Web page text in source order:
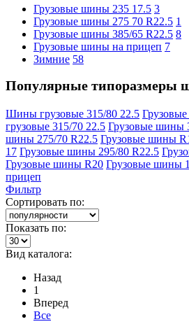
Грузовые шины 235 17.5 3
Грузовые шины 275 70 R22.5 1
Грузовые шины 385/65 R22.5 8
Грузовые шины на прицеп 7
Зимние 58
Популярные типоразмеры
Шины грузовые 315/80 22.5
грузовые 315/70 22.5 Грузовые шины
шины 275/70 R22.5 Грузовые шины
17 Грузовые шины 295/80 R22.5
Грузовые шины R20 Грузовые шины
прицеп
Фильтр
Сортировать по:
Показать по:
Вид каталога:
Назад
1
Вперед
Все